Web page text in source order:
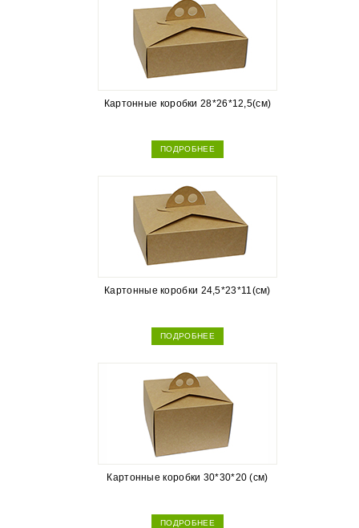
Картонные коробки 28*26*12,5(см)
ПОДРОБНЕЕ
Картонные коробки 24,5*23*11(см)
ПОДРОБНЕЕ
Картонные коробки 30*30*20 (см)
ПОДРОБНЕЕ